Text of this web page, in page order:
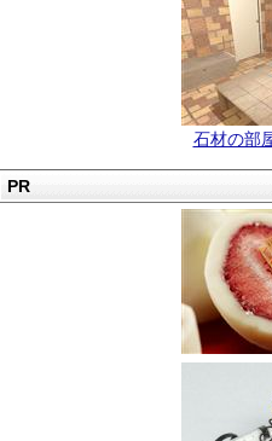
石材の部
PR